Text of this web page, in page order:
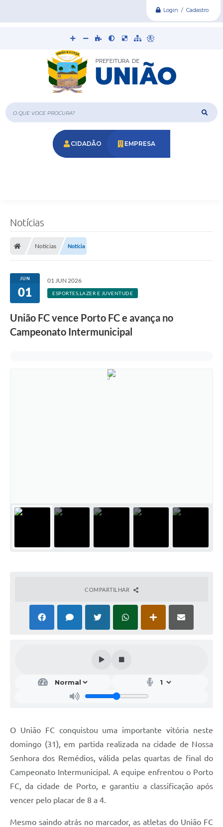
Login / Cadastro
O que voce procura?
CIDADÃO EMPRESA
Notícias
Notícias Notícia
JUN
01
01 JUN 2026
ESPORTES,LAZER E JUVENTUDE
União FC vence Porto FC e avança no
Campeonato Intermunicipal
COMPARTILHAR
O União FC conquistou uma importante vitória neste
domingo (31), em partida realizada na cidade de Nossa
Senhora dos Remédios, válida pelas quartas de final do
Campeonato Intermunicipal. A equipe enfrentou o Porto
FC, da cidade de Porto, e garantiu a classificação após
vencer pelo placar de 8 a 4.
Mesmo saindo atrás no marcador, as atletas do União FC